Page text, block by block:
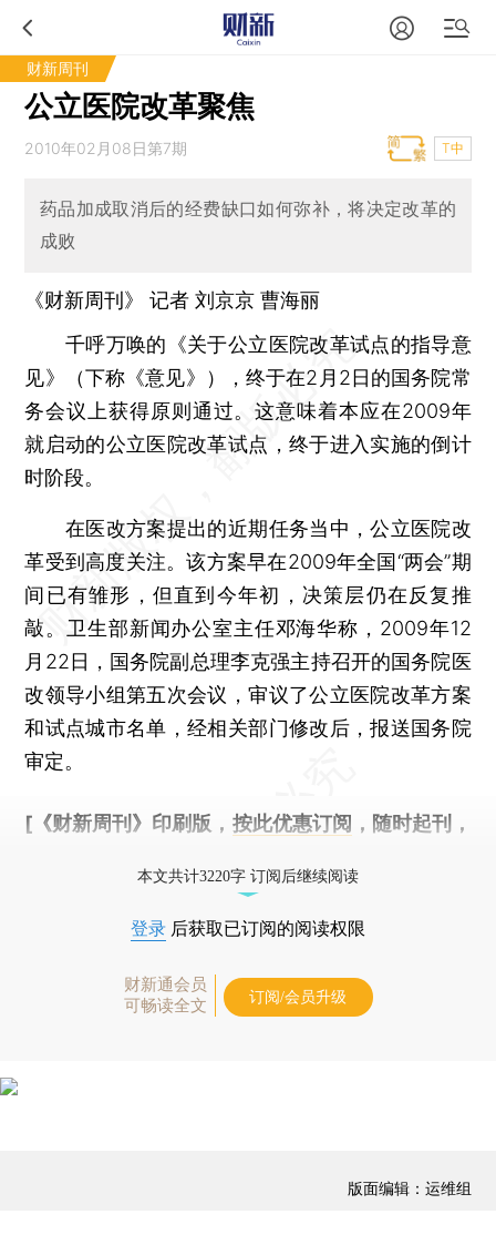
财新周刊
公立医院改革聚焦
2010年02月08日第7期 T中
药品加成取消后的经费缺口如何弥补，将决定改革的
成败
《财新周刊》 记者 刘京京 曹海丽
千呼万唤的《关于公立医院改革试点的指导意
见》（下称《意见》），终于在2月2日的国务院常
务会议上获得原则通过。这意味着本应在2009年
就启动的公立医院改革试点，终于进入实施的倒计
时阶段。
在医改方案提出的近期任务当中，公立医院改
革受到高度关注。该方案早在2009年全国“两会”期
间已有雏形，但直到今年初，决策层仍在反复推
敲。卫生部新闻办公室主任邓海华称，2009年12
月22日，国务院副总理李克强主持召开的国务院医
改领导小组第五次会议，审议了公立医院改革方案
和试点城市名单，经相关部门修改后，报送国务院
审定。
[《财新周刊》印刷版， 按此优惠订阅 ，随时起刊，
本文共计3220字 订阅后继续阅读
登录 后获取已订阅的阅读权限
财新通会员
可畅读全文
订阅/会员升级
版面编辑：运维组